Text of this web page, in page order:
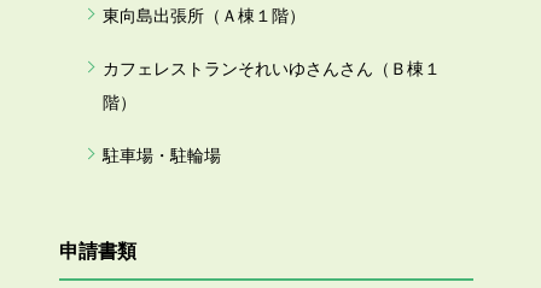
東向島出張所（Ａ棟１階）
カフェレストランそれいゆさんさん（Ｂ棟１
階）
駐車場・駐輪場
申請書類